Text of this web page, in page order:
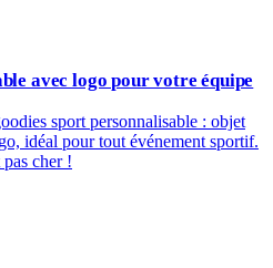
avec logo pour votre équipe
sport personnalisable : objet
idéal pour tout événement sportif.
cher !